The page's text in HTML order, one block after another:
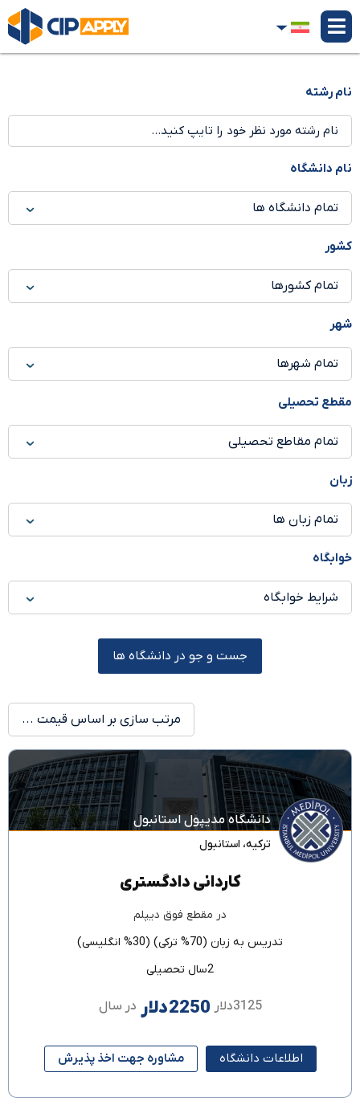
نام رشته
نام دانشگاه
کشور
شهر
مقطع تحصیلی
زبان
خوابگاه
جست و جو در دانشگاه ها
دانشگاه مدیپول استانبول
ترکیه، استانبول
کاردانی دادگستری
در مقطع فوق دیپلم
تدریس به زبان (70% ترکی) (30% انگلیسی)
2سال تحصیلی
3125دلار 2250دلار در سال
اطلاعات دانشگاه مشاوره جهت اخذ پذیرش